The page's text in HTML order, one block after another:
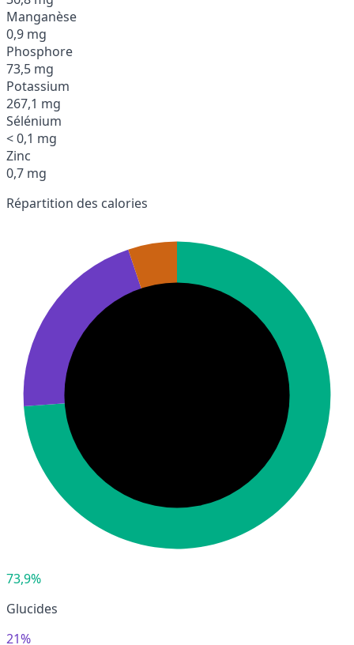
Manganèse
0,9 mg
Phosphore
73,5 mg
Potassium
267,1 mg
Sélénium
< 0,1 mg
Zinc
0,7 mg
Répartition des calories
73,9%
Glucides
21%